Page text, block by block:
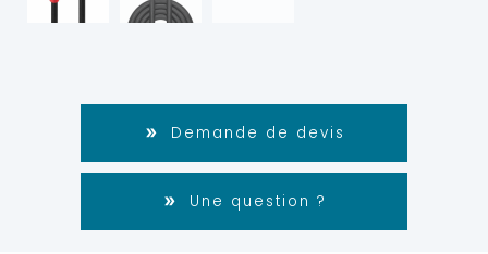
Demande de devis
Une question ?